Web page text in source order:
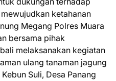
ketahanan
Megang Polres Muara
bersama pihak
melaksanakan kegiatan
ulang tanaman jagung
Suli, Desa Panang